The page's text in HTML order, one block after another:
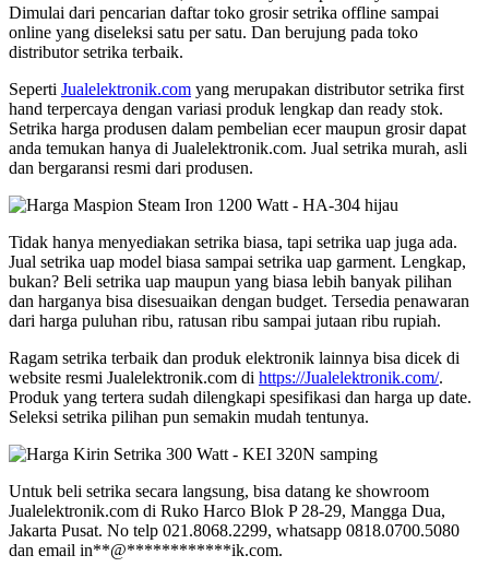
Dimulai dari pencarian daftar toko grosir setrika offline sampai
online yang diseleksi satu per satu. Dan berujung pada toko
distributor setrika terbaik.
Seperti Jualelektronik.com yang merupakan distributor setrika first
hand terpercaya dengan variasi produk lengkap dan ready stok.
Setrika harga produsen dalam pembelian ecer maupun grosir dapat
anda temukan hanya di Jualelektronik.com. Jual setrika murah, asli
dan bergaransi resmi dari produsen.
Tidak hanya menyediakan setrika biasa, tapi setrika uap juga ada.
Jual setrika uap model biasa sampai setrika uap garment. Lengkap,
bukan? Beli setrika uap maupun yang biasa lebih banyak pilihan
dan harganya bisa disesuaikan dengan budget. Tersedia penawaran
dari harga puluhan ribu, ratusan ribu sampai jutaan ribu rupiah.
Ragam setrika terbaik dan produk elektronik lainnya bisa dicek di
website resmi Jualelektronik.com di https://Jualelektronik.com/.
Produk yang tertera sudah dilengkapi spesifikasi dan harga up date.
Seleksi setrika pilihan pun semakin mudah tentunya.
Untuk beli setrika secara langsung, bisa datang ke showroom
Jualelektronik.com di Ruko Harco Blok P 28-29, Mangga Dua,
Jakarta Pusat. No telp 021.8068.2299, whatsapp 0818.0700.5080
dan email in**@************ik.com.